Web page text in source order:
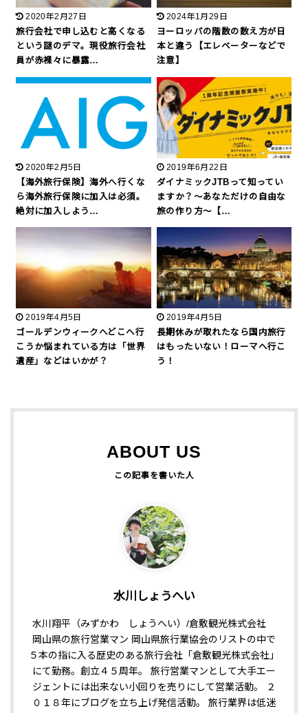
2020年2月27日
旅行会社で申し込むと高くなる
という謎のデマ。現役旅行会社
員が赤裸々に暴露…
2024年1月29日
ヨーロッパの階数の数え方が日
本と違う【エレベーターなどで
注意】
2020年2月5日
【海外旅行保険】海外へ行くな
ら海外旅行保険に加入は必須。
絶対に加入しよう…
2019年6月22日
ダイナミックJTBって知ってい
ますか？～あなただけの自由な
旅の作り方～【…
2019年4月5日
ゴールデンウィークへどこへ行
こうか悩まれている方は「世界
遺産」などはいかが？
2019年4月5日
長期休みが取れたなら国内旅行
はもったいない！ローマへ行こ
う！
ABOUT US
水川しょうへい
水川翔平（みずかわ しょうへい）/倉敷観光株式会社
岡山県の旅行営業マン 岡山県旅行業協会のリストの中で
５本の指に入る歴史のある旅行会社「倉敷観光株式会社」
にて勤務。創立４５周年。 旅行営業マンとして大手エー
ジェントには出来ない小回りを売りにして営業活動。 ２
０１８年にブログを立ち上げ発信活動。 旅行業界は低迷